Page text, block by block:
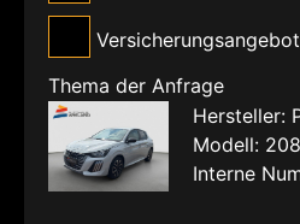
Versicherungsangebot
Thema der Anfrage
Hersteller:
Modell:
Interne